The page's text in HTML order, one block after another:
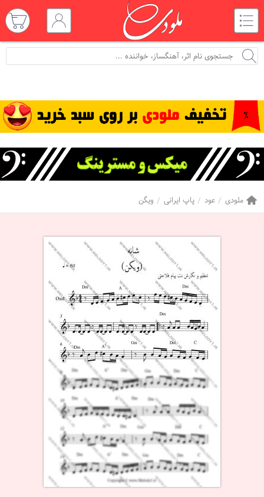
ملودی عود پاپ ایرانی ویگن